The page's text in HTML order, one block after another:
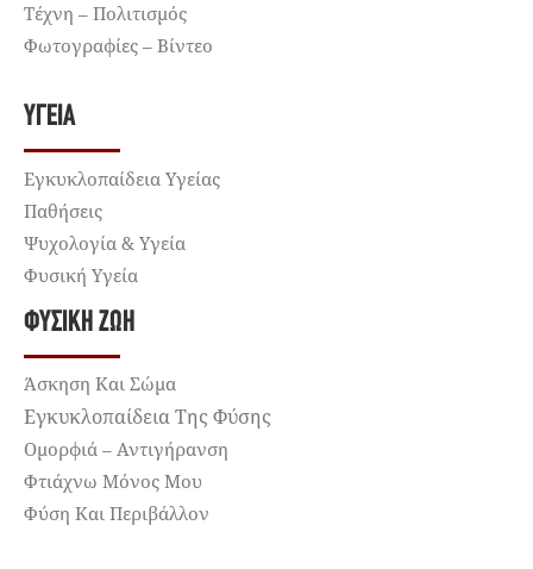
Τέχνη – Πολιτισμός
Φωτογραφίες – Βίντεο
ΥΓΕΊΑ
Εγκυκλοπαίδεια Υγείας
Παθήσεις
Ψυχολογία & Υγεία
Φυσική Υγεία
ΦΥΣΙΚΉ ΖΩΉ
Άσκηση Και Σώμα
Εγκυκλοπαίδεια Της Φύσης
Ομορφιά – Αντιγήρανση
Φτιάχνω Μόνος Μου
Φύση Και Περιβάλλον